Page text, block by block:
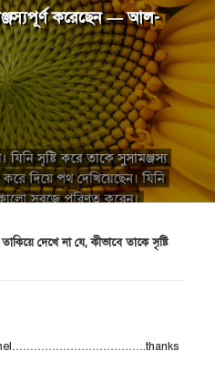
করেছেন — আল-